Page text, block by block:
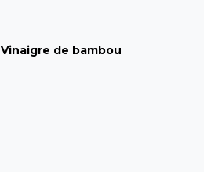
Vinaigre de bambou